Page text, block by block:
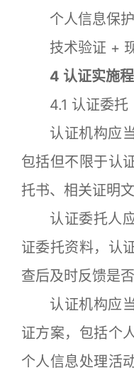
个人信息保护
技术验证 + 现
4 认证实施程
4.1 认证委托
认证机构应当
包括但不限于认
托书、相关证明文
认证委托人应
证委托资料，认
查后及时反馈是否
认证机构应当
证方案，包括个
个人信息处理活